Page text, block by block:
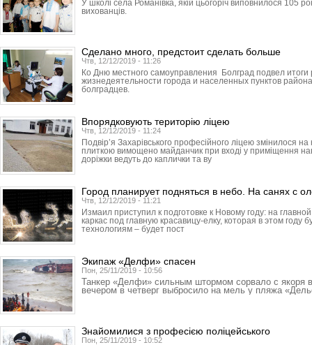
У школі села Романівка, якій цьогоріч виповнилося 105
вихованців.
Сделано много, предстоит сделать больше
Чтв, 12/12/2019 - 11:26
Ко Дню местного самоуправления Болград подвел
жизнедеятельности города и населенных пунктов
болградцев.
Впорядковують територію ліцею
Чтв, 12/12/2019 - 11:24
Подвір’я Захарівського професійного ліцею змінилося
плиткою вимощено майданчик при вході у приміщення
доріжки ведуть до каплички та ву
Город планирует подняться в небо. На санях с
Чтв, 12/12/2019 - 11:21
Измаил приступил к подготовке к Новому году: на
каркас под главную красавицу-елку, которая в этом году
технологиям – будет пост
Экипаж «Делфи» спасен
Пон, 25/11/2019 - 10:56
Танкер «Делфи» сильным штормом сорвало с якоря
вечером в четверг выбросило на мель у пляжа
Знайомилися з професією поліцейського
Пон, 25/11/2019 - 10:52